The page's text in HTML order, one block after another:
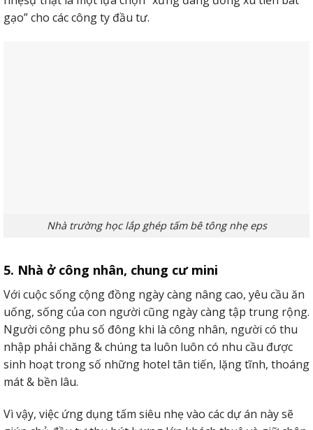
gạo” cho các công ty đầu tư.
Nhà trường học lắp ghép tấm bê tông nhẹ eps
5. Nhà ở công nhân, chung cư mini
Với cuộc sống cộng đồng ngày càng nâng cao, yêu cầu ăn
uống, sống của con người cũng ngày càng tập trung rộng.
Người công phu số đông khi là công nhân, người có thu
nhập phải chăng & chúng ta luôn luôn có nhu cầu được
sinh hoạt trong số những hotel tân tiến, lặng tĩnh, thoáng
mát & bền lâu.
Vì vậy, việc ứng dụng tấm siêu nhẹ vào các dự án này sẽ